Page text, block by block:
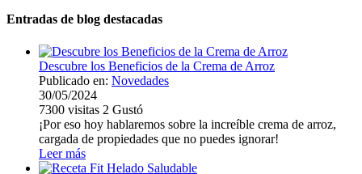
Entradas de blog destacadas
Descubre los Beneficios de la Crema de Arroz
Publicado en: Novedades
30/05/2024
7300 visitas 2 Gustó
¡Por eso hoy hablaremos sobre la increíble crema de arroz,
cargada de propiedades que no puedes ignorar!
Leer más